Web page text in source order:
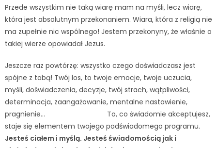
Przede wszystkim nie taką wiarę mam na myśli, lecz wiarę,
która jest absolutnym przekonaniem. Wiara, która z religią nie
ma zupełnie nic wspólnego! Jestem przekonyny, że właśnie o
takiej wierze opowiadał Jezus.
Jeszcze raz powtórzę: wszystko czego doświadczasz jest
spójne z tobą! Twój los, to twoje emocje, twoje uczucia,
myśli, doświadczenia, decyzje, twój strach, wątpliwości,
determinacja, zaangażowanie, mentalne nastawienie,
pragnienie… To, co świadomie akceptujesz,
staje się elementem twojego podświadomego programu.
Jesteś ciałem i myślą. Jesteś świadomością jak i